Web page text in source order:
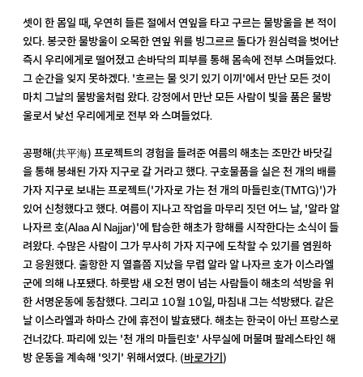
셋이 한 몸일 때, 우연히 들른 절에서 연잎을 타고 구르는 물방울을 본 적이
있다. 봉긋한 물방울이 오목한 연잎 위를 빙그르르 돌다가 원심력을 벗어난
즉시 우리에게로 떨어졌고 손바닥의 피부를 통해 몸속에 전부 스며들었다.
그 순간을 잊지 못하겠다. '흐르는 물 잇기 있기 이끼'에서 만난 모든 것이
마치 그날의 물방울처럼 왔다. 강정에서 만난 모든 사람이 빛을 품은 물방
울로서 낯선 우리에게로 전부 와 스며들었다.
공평해(共平海) 프로젝트의 경험을 들려준 여름의 해초는 조만간 바닷길
을 통해 봉쇄된 가자 지구로 갈 거라고 했다. 구호물품을 실은 천 개의 배를
가자 지구로 보내는 프로젝트('가자로 가는 천 개의 마들린호(TMTG)')가
있어 신청했다고 했다. 여름이 지나고 작업을 마무리 짓던 어느 날, '알라 알
나자르 호(Alaa Al Najjar)'에 탑승한 해초가 항해를 시작한다는 소식이 들
려왔다. 수많은 사람이 그가 무사히 가자 지구에 도착할 수 있기를 염원하
고 응원했다. 출항한 지 열흘쯤 지났을 무렵 알라 알 나자르 호가 이스라엘
군에 의해 나포됐다. 하룻밤 새 오천 명이 넘는 사람들이 해초의 석방을 위
한 서명운동에 동참했다. 그리고 10월 10일, 마침내 그는 석방됐다. 같은
날 이스라엘과 하마스 간에 휴전이 발효됐다. 해초는 한국이 아닌 프랑스로
건너갔다. 파리에 있는 '천 개의 마들린호' 사무실에 머물며 팔레스타인 해
방 운동을 계속해 '잇기' 위해서였다. (바로가기 )